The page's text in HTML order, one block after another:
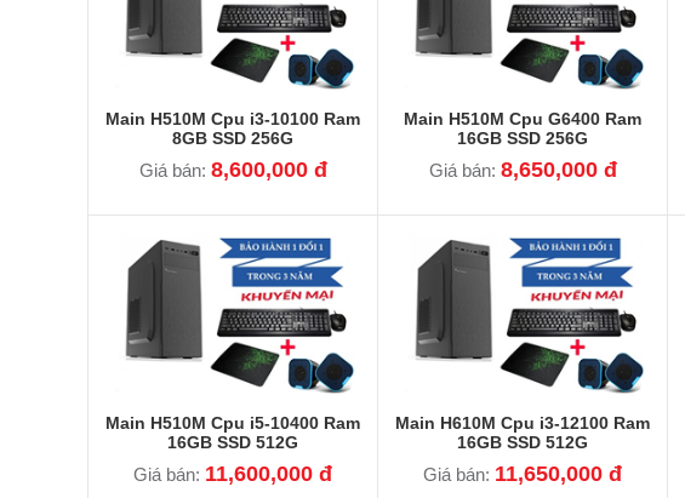
Main H510M Cpu i3-10100 Ram
8GB SSD 256G
Giá bán: 8,600,000 đ
Main H510M Cpu G6400 Ram
16GB SSD 256G
Giá bán: 8,650,000 đ
Main H510M Cpu i5-10400 Ram
16GB SSD 512G
Giá bán: 11,600,000 đ
Main H610M Cpu i3-12100 Ram
16GB SSD 512G
Giá bán: 11,650,000 đ